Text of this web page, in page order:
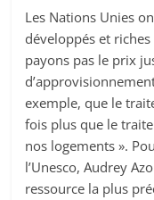
Les Nations Unies
développés et riches
payons pas le prix
exemple, que le
fois plus que le
nos logements ».
l’Unesco, Audrey
ressource la plus